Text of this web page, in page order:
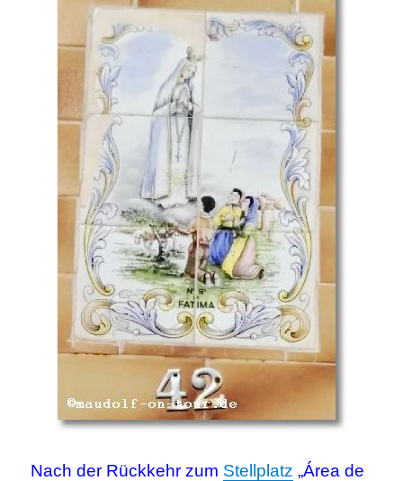
Nach der Rückkehr zum Stellplatz „Área de